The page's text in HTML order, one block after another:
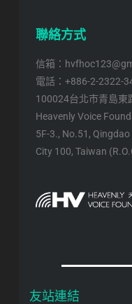
聯絡方式
信箱：
電話：+886-2-2322-
100024台北市青島東
Heavenly Voice
5F-3., No.51,
City 100, Taiwan
友站連結